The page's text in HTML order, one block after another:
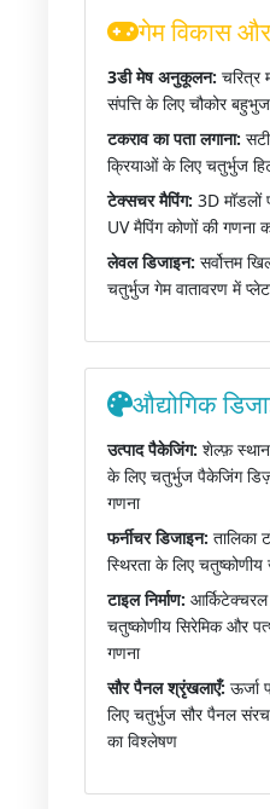
गेम विकास
3डी मेष अनुकूलन: चरित्र
संपत्ति के लिए चौकोर
टकराव का पता लगाना:
क्रियाओं के लिए चतुर्भुज
टेक्सचर मैपिंग: 3D मॉडलों
UV मैपिंग कोणों की गणना
लेवल डिजाइन: सर्वोत्तम
चतुर्भुज गेम वातावरण में
औद्योगिक
उत्पाद पैकेजिंग: शेल्फ़
के लिए चतुर्भुज पैकेजिंग
गणना
फर्नीचर डिजाइन: तालिका
स्थिरता के लिए चतुष्कोणीय
टाइल निर्माण:
चतुष्कोणीय सिरेमिक और
गणना
सौर पैनल श्रृंखलाएँ: ऊर्जा
लिए चतुर्भुज सौर पैनल
का विश्लेषण